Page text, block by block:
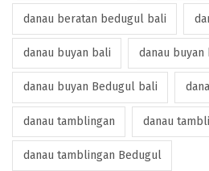
danau beratan bedugul bali
danau buyan bali danau
danau buyan Bedugul bali
danau tamblingan danau
danau tamblingan Bedugul